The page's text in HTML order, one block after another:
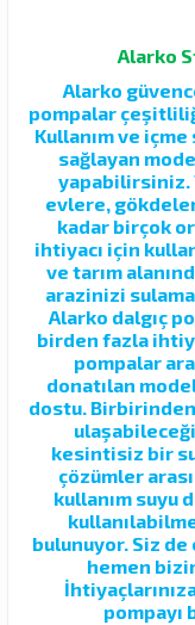
Alarko
Alarko
pompalar
Kullanım ve
sağlayan
yapabilirsiniz.
evlere,
kadar birçok
ihtiyacı için
ve tarım
arazinizi
Alarko dalgıç
birden fazla
pompalar
donatılan
dostu.
kesintisiz bir su
çözümler
kullanım suyu
bulunuyor. Siz de
hemen
pompayı